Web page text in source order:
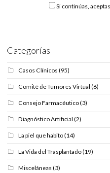
Si continúas,
Categorías
Casos Clínicos (95)
Comité de Tumores Virtual (6)
Consejo Farmacéutico(3)
Diagnóstico Artificial (2)
La piel que habito(14)
La Vida del Trasplantado(19)
Misceláneas (3)